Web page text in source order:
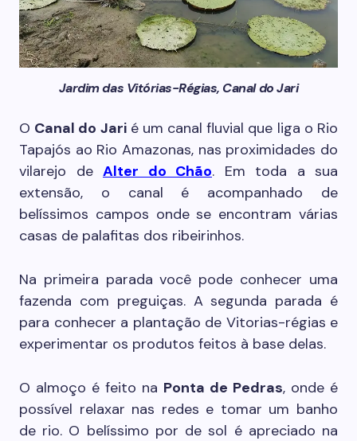
Jardim das Vitórias-Régias, Canal do Jari
O Canal do Jarié um canal fluvial que liga o Rio
Tapajós ao Rio Amazonas, nas proximidades do
vilarejo de Alter do Chão. Em toda a sua
extensão, o canal é acompanhado de
belíssimos campos onde se encontram várias
casas de palafitas dos ribeirinhos.
Na primeira parada você pode conhecer uma
fazenda com preguiças. A segunda parada é
para conhecer a plantação de Vitorias-régias e
experimentar os produtos feitos à base delas.
O almoço é feito na Ponta de Pedras, onde é
possível relaxar nas redes e tomar um banho
de rio. O belíssimo por de sol é apreciado na